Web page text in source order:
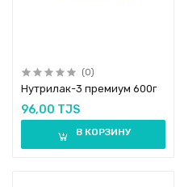
(0)
Нутрилак-3 премиум 600г
96,00 TJS
В КОРЗИНУ